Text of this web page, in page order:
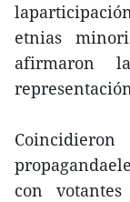
etnias
afirmaron
con